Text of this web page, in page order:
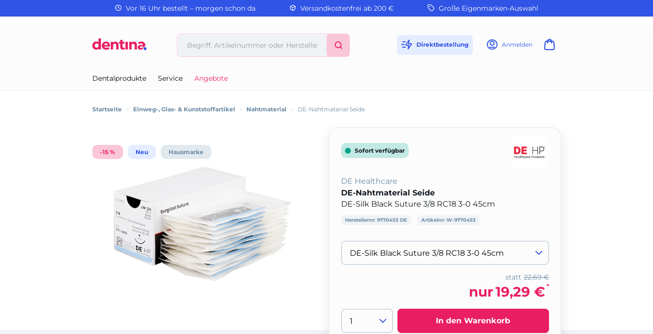
Vor 16 Uhr bestellt – morgen schon da Versandkostenfrei ab 200 € Große Eigenmarken-Auswahl
Direktbestellung Anmelden
Dentalprodukte Service Angebote
Startseite > Einweg-, Glas- & Kunststoffartikel > Nahtmaterial > DE-Nahtmaterial Seide
-15 % Neu Hausmarke Sofort verfügbar
DE Healthcare
DE-Nahtmaterial Seide
DE-Silk Black Suture 3/8 RC18 3-0 45cm
Herstellernr: 9770453 DE Artikelnr: W-9770453
22,69 €
statt
nur19,29 € *
In den Warenkorb